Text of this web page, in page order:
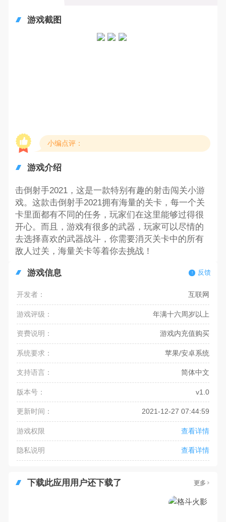
游戏截图
小编点评：
游戏介绍
击倒射手2021，这是一款特别有趣的射击闯关小游
戏。这款击倒射手2021拥有海量的关卡，每一个关
卡里面都有不同的任务，玩家们在这里能够过得很
开心。而且，游戏有很多的武器，玩家可以尽情的
去选择喜欢的武器战斗，你需要消灭关卡中的所有
敌人过关，海量关卡等着你去挑战！
游戏信息 反馈
开发者： 互联网
游戏评级： 年满十六周岁以上
资费说明： 游戏内充值购买
系统要求： 苹果/安卓系统
支持语言： 简体中文
版本号： v1.0
更新时间： 2021-12-27 07:44:59
游戏权限 查看详情
隐私说明 查看详情
下载此应用用户还下载了 更多